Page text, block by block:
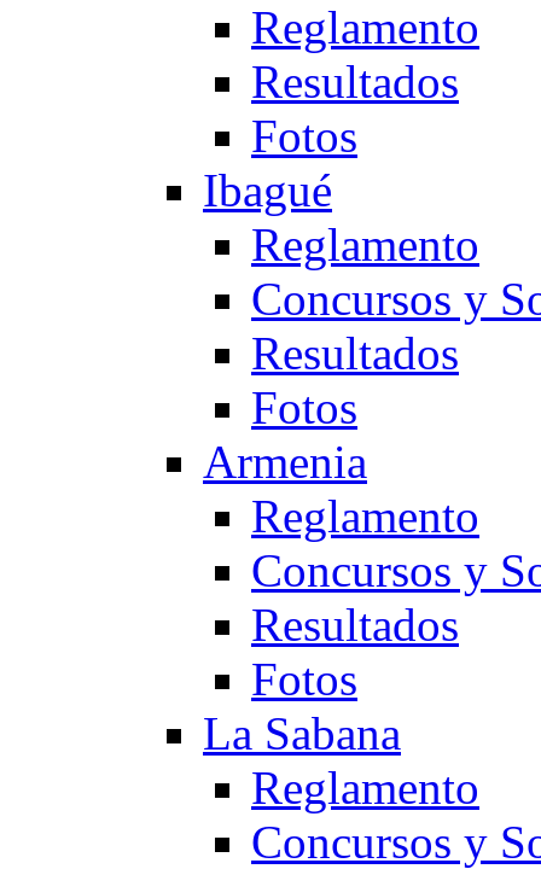
Reglamento
Resultados
Fotos
Ibagué
Reglamento
Concursos y
Resultados
Fotos
Armenia
Reglamento
Concursos y
Resultados
Fotos
La Sabana
Reglamento
Concursos y